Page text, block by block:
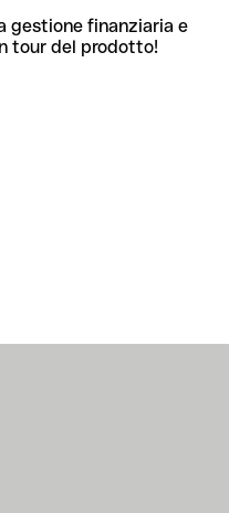
gestione finanziaria e
tour del prodotto!